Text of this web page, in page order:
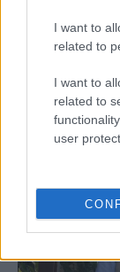
I want to
related to
I want to
related to
user
Risto
“Ya no se